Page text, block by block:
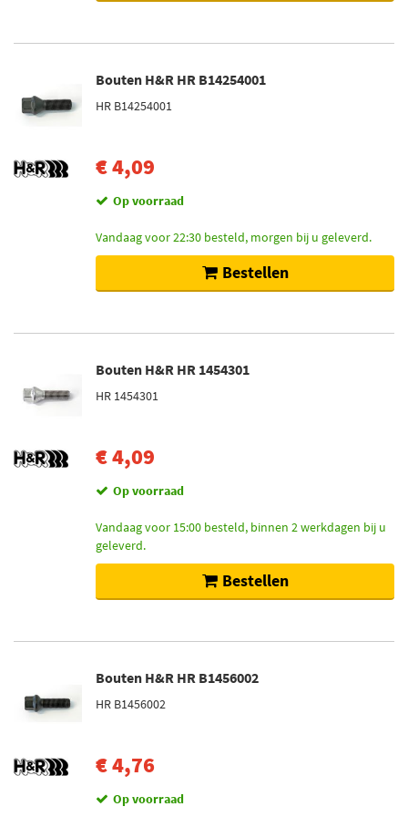
Bouten H&R HR B14254001
HR B14254001
€ 4,09
Op voorraad
Vandaag voor 22:30 besteld, morgen bij u geleverd.
Bestellen
Bouten H&R HR 1454301
HR 1454301
€ 4,09
Op voorraad
Vandaag voor 15:00 besteld, binnen 2 werkdagen bij u
geleverd.
Bestellen
Bouten H&R HR B1456002
HR B1456002
€ 4,76
Op voorraad